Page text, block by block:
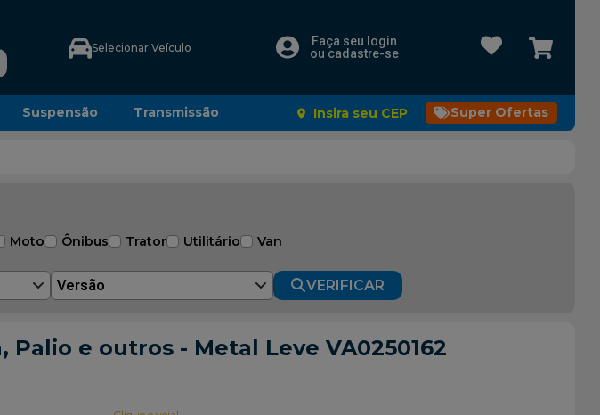
Selecionar Veículo
Faça seu login
ou cadastre-se
Suspensão Transmissão Insira seu CEP Super Ofertas
Moto Ônibus Trator Utilitário Van
Versão VERIFICAR
e outros - Metal Leve VA0250162